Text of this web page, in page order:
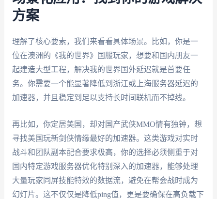
方案
理解了核心要素，我们来看看具体场景。比如，你是一
位在澳洲的《我的世界》国服玩家，想要和国内朋友一
起建造大型工程，解决我的世界国外延迟就是首要任
务。你需要一个能显著降低到浙江或上海服务器延迟的
加速器，并且稳定到足以支持长时间联机而不掉线。
再比如，你定居美国，却对国产武侠MMO情有独钟，想
寻找美国玩新剑侠情缘最好的加速器。这类游戏对实时
战斗和团队副本配合要求极高，你的选择必须侧重于对
国内特定游戏服务器优化特别深入的加速器，能够处理
大量玩家同屏技能特效的数据流，避免在帮会战时成为
幻灯片。这不仅仅是降低ping值，更是要确保在高负载下